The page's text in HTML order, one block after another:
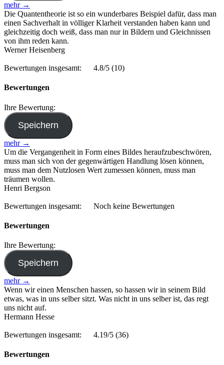
mehr →
Die Quantentheorie ist so ein wunderbares Beispiel dafür, dass man
einen Sachverhalt in völliger Klarheit verstanden haben kann und
gleichzeitig doch weiß, dass man nur in Bildern und Gleichnissen
von ihm reden kann.
Werner Heisenberg
Bewertungen insgesamt: 4.8/5 (10)
Bewertungen
Ihre Bewertung:
mehr →
Um die Vergangenheit in Form eines Bildes heraufzubeschwören,
muss man sich von der gegenwärtigen Handlung lösen können,
muss man dem Nutzlosen Wert zumessen können, muss man
träumen wollen.
Henri Bergson
Bewertungen insgesamt: Noch keine Bewertungen
Bewertungen
Ihre Bewertung:
mehr →
Wenn wir einen Menschen hassen, so hassen wir in seinem Bild
etwas, was in uns selber sitzt. Was nicht in uns selber ist, das regt
uns nicht auf.
Hermann Hesse
Bewertungen insgesamt: 4.19/5 (36)
Bewertungen